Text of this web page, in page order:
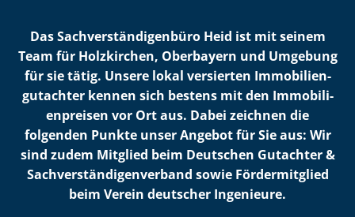
Das Sach­ver­stän­di­gen­bü­ro Heid ist mit seinem
Team für Holzkirchen, Oberbayern und Umgebung
für sie tätig. Unsere lokal versierten Im­mo­bi­li­en­
gut­ach­ter kennen sich bestens mit den Im­mo­bi­li­
en­prei­sen vor Ort aus. Dabei zeichnen die
folgenden Punkte unser Angebot für Sie aus: Wir
sind zudem Mitglied beim Deutschen Gutachter &
Sach­ver­stän­di­gen­ver­band sowie Fördermitglied
beim Verein deutscher Ingenieure.